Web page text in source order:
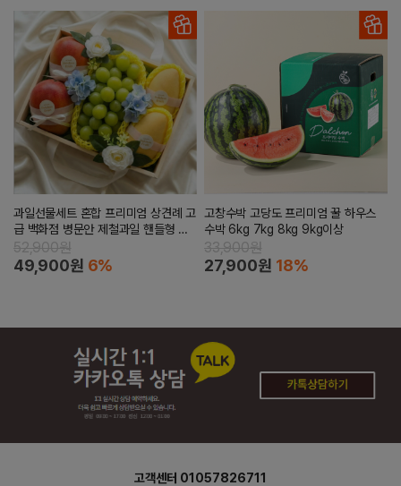
과일선물세트 혼합 프리미엄 상견례 고
급 백화점 병문안 제철과일 핸들형 출
산 바구니 망고선물
52,900원
49,900원 6%
고창수박 고당도 프리미엄 꿀 하우스
수박 6kg 7kg 8kg 9kg이상
33,900원
27,900원 18%
고객센터 01057826711